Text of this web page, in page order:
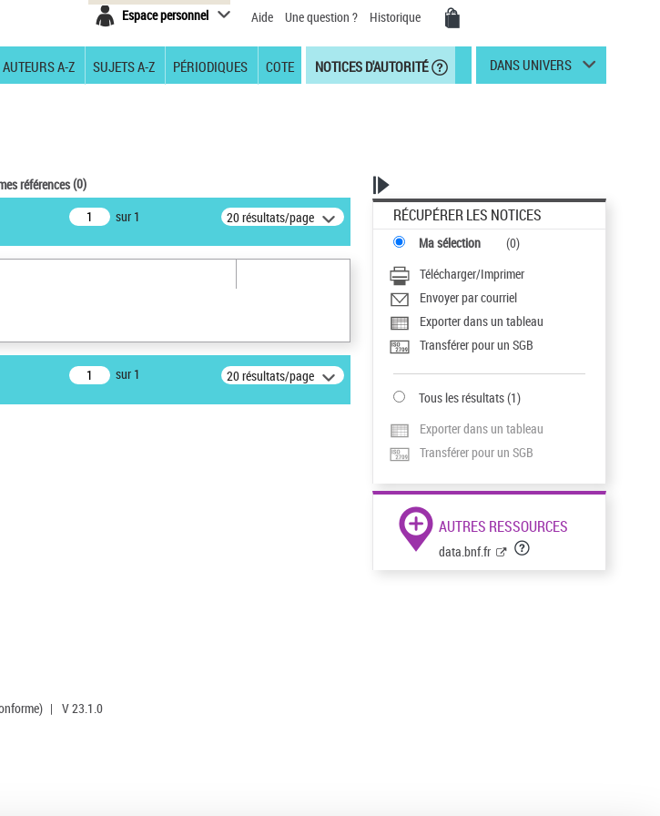
Espace personnel Aide Une question ? Historique
AUTEURS A-Z SUJETS A-Z PÉRIODIQUES COTE NOTICES D'AUTORITÉ DANS UNIVERS
références(0)
sur 1 20 résultats/page
sur 1 20 résultats/page
RÉCUPÉRER LES NOTICES
Ma sélection (0)
Télécharger/Imprimer
Envoyer par courriel
Exporter dans un tableau
Transférer pour un SGB
Tous les résultats(1)
Exporter dans un tableau
Transférer pour un SGB
AUTRES RESSOURCES
data.bnf.fr
| V 23.1.0